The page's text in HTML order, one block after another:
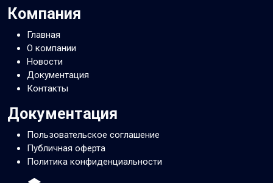
Компания
Главная
О компании
Новости
Документация
Контакты
Документация
Пользовательское соглашение
Публичная оферта
Политика конфиденциальности